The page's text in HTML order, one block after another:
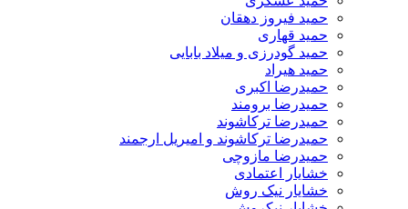
حمید فیروز دهقان
حمید قهاری
حمید گودرزی و میلاد بابایی
حمید هیراد
حمیدرضا اکبری
حمیدرضا برومند
حمیدرضا ترکاشوند
حمیدرضا ترکاشوند و امیریل ارجمند
حمیدرضا مازوچی
خشایار اعتمادی
خشایار نیک روش